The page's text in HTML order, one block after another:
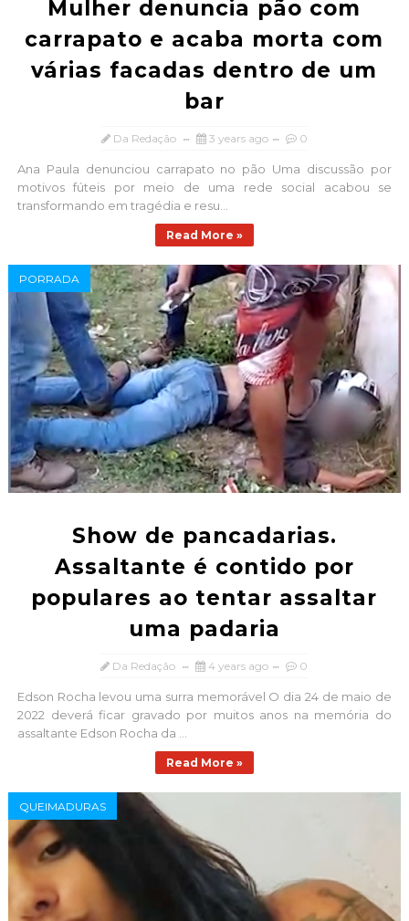
Mulher denuncia pão com
carrapato e acaba morta com
várias facadas dentro de um
bar
Da Redação 3 years ago 0
Ana Paula denunciou carrapato no pão Uma discussão por
motivos fúteis por meio de uma rede social acabou se
transformando em tragédia e resu...
Read More »
PORRADA
Show de pancadarias.
Assaltante é contido por
populares ao tentar assaltar
uma padaria
Da Redação 4 years ago 0
Edson Rocha levou uma surra memorável O dia 24 de maio de
2022 deverá ficar gravado por muitos anos na memória do
assaltante Edson Rocha da ...
Read More »
QUEIMADURAS